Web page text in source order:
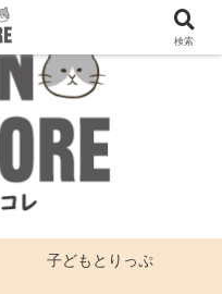
子どもとりっぷ
検索